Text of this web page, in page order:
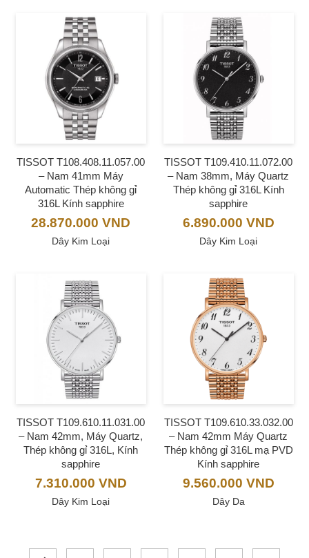
TISSOT T108.408.11.057.00
– Nam 41mm Máy
Automatic Thép không gỉ
316L Kính sapphire
28.870.000 VND
Dây Kim Loại
TISSOT T109.410.11.072.00
– Nam 38mm, Máy Quartz
Thép không gỉ 316L Kính
sapphire
6.890.000 VND
Dây Kim Loại
TISSOT T109.610.11.031.00
– Nam 42mm, Máy Quartz,
Thép không gỉ 316L, Kính
sapphire
7.310.000 VND
Dây Kim Loại
TISSOT T109.610.33.032.00
– Nam 42mm Máy Quartz
Thép không gỉ 316L mạ PVD
Kính sapphire
9.560.000 VND
Dây Da